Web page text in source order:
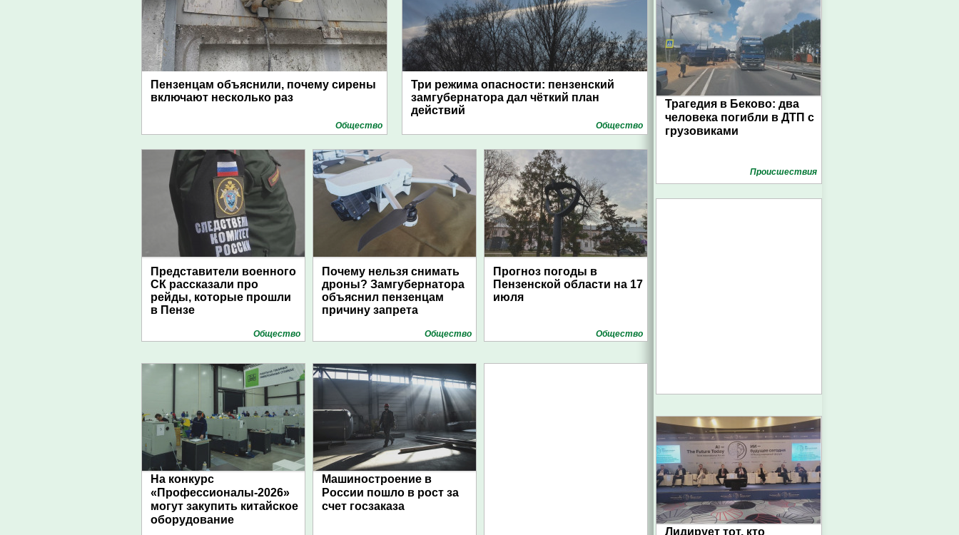
Пензенцам объяснили, почему сирены
включают несколько раз
Общество
Три режима опасности: пензенский
замгубернатора дал чёткий план
действий
Общество
Представители военного
СК рассказали про
рейды, которые прошли
в Пензе
Общество
Почему нельзя снимать
дроны? Замгубернатора
объяснил пензенцам
причину запрета
Общество
Прогноз погоды в
Пензенской области на 17
июля
Общество
На конкурс
«Профессионалы-2026»
могут закупить китайское
оборудование
Машиностроение в
России пошло в рост за
счет госзаказа
Трагедия в Беково: два
человека погибли в ДТП с
грузовиками
Проиcшествия
Лидирует тот, кто